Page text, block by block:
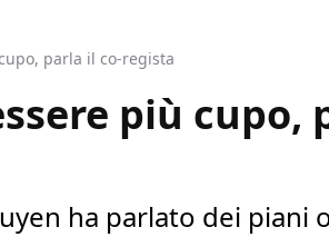
parla il co-regista
più cupo,
ha parlato dei piani